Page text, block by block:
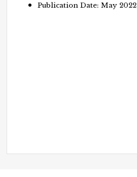
Publication Date: May 2022